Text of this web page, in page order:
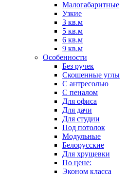
Малогабаритные
Узкие
3 кв.м
5 кв.м
6 кв.м
9 кв.м
Особенности
Без ручек
Скошенные углы
С антресолью
С пеналом
Для офиса
Для дачи
Для студии
Под потолок
Модульные
Белорусские
Для хрущевки
По цене:
Эконом класса